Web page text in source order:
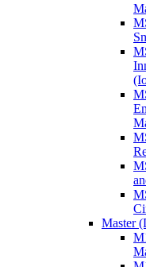
Master